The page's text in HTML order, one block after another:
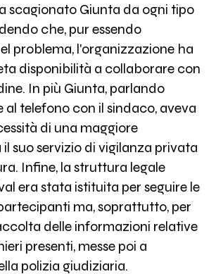
scagionato Giunta da ogni tipo
che, pur essendo
problema, l'organizzazione ha
disponibilità a collaborare con
In più Giunta, parlando
al telefono con il sindaco, aveva
di una maggiore
suo servizio di vigilanza privata
Infine, la struttura legale
era stata istituita per seguire le
ma, soprattutto, per
delle informazioni relative
presenti, messe poi a
polizia giudiziaria.